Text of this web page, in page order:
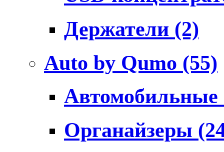
Держатели (2)
Auto by Qumo (55)
Органайзеры